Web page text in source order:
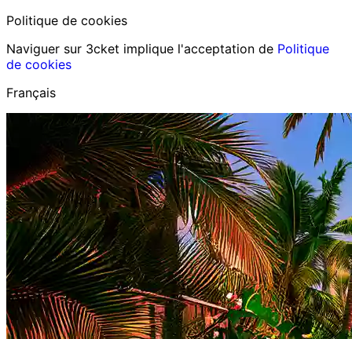
Politique de cookies
Naviguer sur 3cket implique l'acceptation de Politique
de cookies
Français